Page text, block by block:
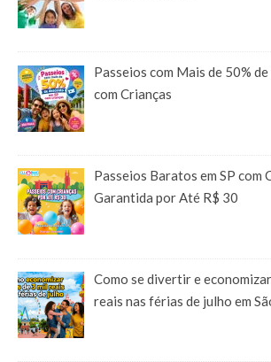
Passeios com Mais de 50%
com Crianças
Passeios Baratos em SP com
Garantida por Até R$ 30
Como se divertir e
reais nas férias de julho em